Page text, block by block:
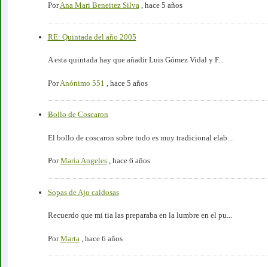
PorAna Mari Beneitez Silva, hace 5 años
RE: Quintada del año 2005
A esta quintada hay que añadir Luis Gómez Vidal y F...
PorAnónimo 551 hace 5 años
Bollo de Coscaron
El bollo de coscaron sobre todo es muy tradicional elab...
PorMaria Angeles, hace 6 años
Sopas de Ajo caldosas
Recuerdo que mi tia las preparaba en la lumbre en el pu...
PorMarta hace 6 años